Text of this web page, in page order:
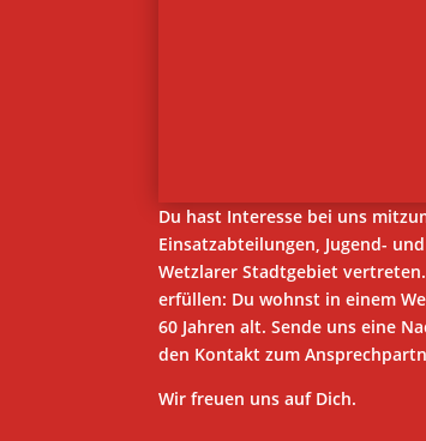
Du hast Interesse bei uns
Einsatzabteilungen, Jugend-
Wetzlarer Stadtgebiet
erfüllen: Du wohnst in einem
60 Jahren alt. Sende uns eine
den Kontakt zum
Wir freuen uns auf Dich.